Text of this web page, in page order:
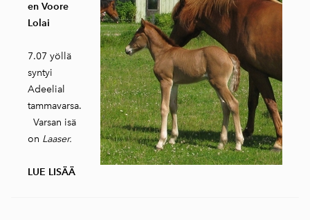
en Voore
Lolai
7.07 yöllä
syntyi
Adeelial
tammavarsa.
Varsan isä
on Laaser.
LUE LISÄÄ